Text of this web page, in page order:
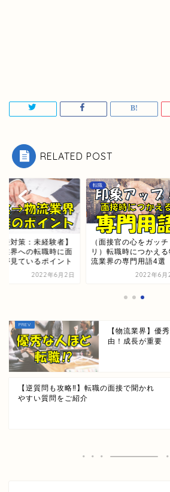
RELATED POST
接対策：未経験者】
業界への転職時に面
が見ているポイント
2022年6月2日
転職
（面接官の心をガッチ
リ）転職時につかえる
流業界の専門用語4選
2022年6月
【物流業界】優
由！成長が重要
【逆質問も攻略‼】転職の面接で聞かれ
やすい質問をご紹介